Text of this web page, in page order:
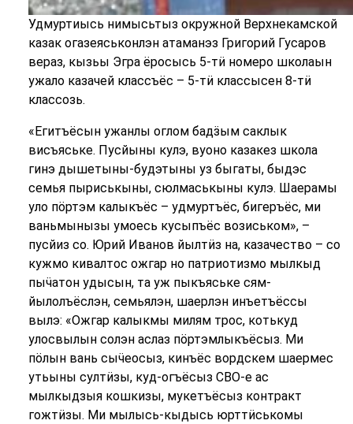
Удмуртиысь нимысьтыз окружной Верхнекамской
казак огазеяськонлэн атаманэз Григорий Гусаров
вераз, кызьы Эгра ёросысь 5-тӥ номеро школаын
ужало казачей классъёс – 5-тӥ классысен 8-тӥ
классозь.
«Егитъёсын ужанлы оглом бадӟым саклык
висъяське. Пусйыны кулэ, вуоно казакез школа
гинэ дышетыны-будэтыны уз быгаты, быдэс
семья пыриськыны, сюлмаськыны кулэ. Шаерамы
уло пӧртэм калыкъёс – удмуртъёс, бигеръёс, ми
ваньмынызы умоесь кусыпъёс возиськом», –
пусйиз со. Юрий Иванов йылтӥз на, казачество – со
кужмо кивалтос ожгар но патриотизмо мылкыд
пыӵатон удысын, та уж пыкъяське сям-
йылолъёслэн, семьялэн, шаерлэн инъетъёссы
вылэ: «Ожгар калыкмы милям трос, котькуд
улосвылын солэн аслаз пӧртэмлыкъёсыз. Ми
пӧлын вань сыӵеосыз, кинъёс вордскем шаермес
утьыны султӥзы, куд-огъёсыз СВО-е ас
мылкыдзыя кошкизы, мукетъёсыз контракт
гожтӥзы. Ми мылысь-кыдысь юрттӥськомы